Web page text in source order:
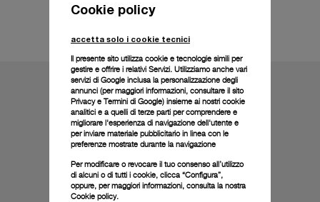
Informazioni tecniche
Cookie policy
accetta solo i cookie tecnici
Il presente sito utilizza cookie e tecnologie simili per
gestire e offrire i relativi Servizi. Utilizziamo anche vari
servizi di Google inclusa la personalizzazione degli
annunci (per maggiori informazioni, consultare il sito
Privacy e Termini di Google) insieme ai nostri cookie
analitici e a quelli di terze parti per comprendere e
migliorare l'esperienza di navigazione dell'utente e
per inviare materiale pubblicitario in linea con le
preferenze mostrate durante la navigazione
Per modificare o revocare il tuo consenso all’utilizzo
di alcuni o di tutti i cookie, clicca “Configura”,
oppure, per maggiori informazioni, consulta la nostra
Cookie policy.